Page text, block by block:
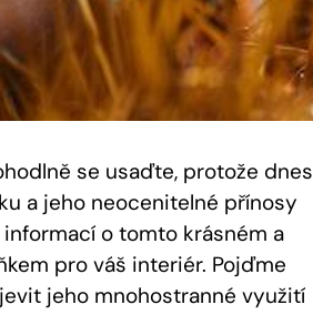
se usaďte, protože dnes
a jeho neocenitelné přínosy
o tomto krásném a
pro váš interiér. Pojďme
jeho mnohostranné využití